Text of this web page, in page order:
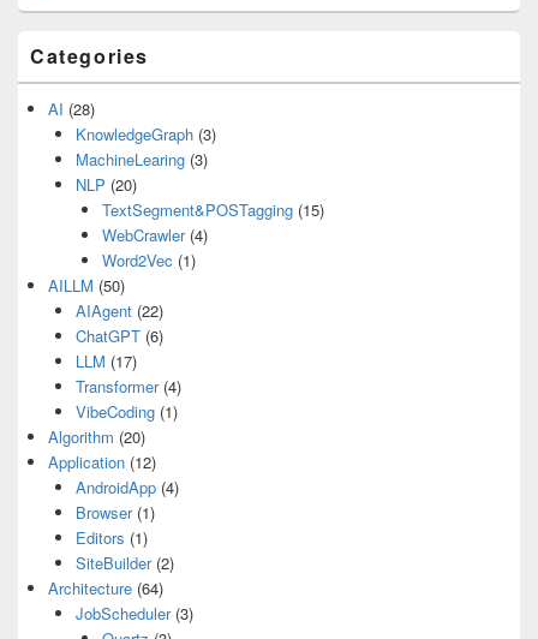
Categories
AI (28)
KnowledgeGraph(3)
MachineLearing(3)
NLP (20)
TextSegment&POSTagging (15)
WebCrawler(4)
Word2Vec (1)
AILLM (50)
AIAgent(22)
ChatGPT(6)
LLM (17)
Transformer(4)
VibeCoding(1)
Algorithm (20)
Application (12)
AndroidApp(4)
Browser(1)
Editors (1)
SiteBuilder(2)
Architecture (64)
JobScheduler(3)